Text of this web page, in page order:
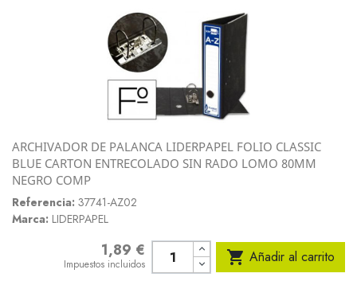
ARCHIVADOR DE PALANCA LIDERPAPEL FOLIO CLASSIC
BLUE CARTON ENTRECOLADO SIN RADO LOMO 80MM
NEGRO COMP
Referencia: 37741-AZ02
Marca: LIDERPAPEL
1,89 €
Impuestos incluidos  Añadir al carrito